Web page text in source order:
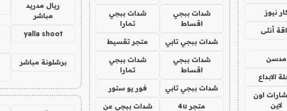
نيوز
أنثى
مدسن
الابداع
اون
لاين
شدات ببجي
اقساط
شدات ببجي
تمارا
شدات ببجي تابي متجر تقسيط
شدات ببجي
اقساط
شدات ببجي
تمارا
شدات ببجي تابي فور يو ستور
متجر 4u شدات ببجي عن
ريال مدريد
مباشر
yalla shoot
برشلونة مباشر